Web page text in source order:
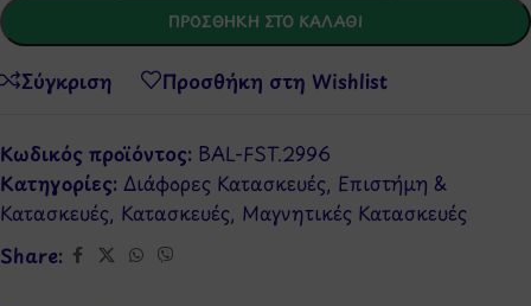
ΠΡΟΣΘΉΚΗ ΣΤΟ ΚΑΛΆΘΙ
Σύγκριση Προσθήκη στη Wishlist
Κωδικός προϊόντος: BAL-FST.2996
Κατηγορίες: Διάφορες Κατασκευές, Επιστήμη &
Κατασκευές, Κατασκευές, Μαγνητικές Κατασκευές
Share: